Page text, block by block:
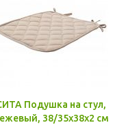
Подушка на стул,
38/35x38x2 см